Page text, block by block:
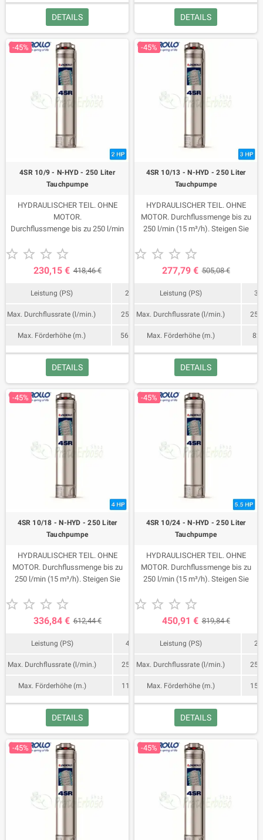
DETAILS DETAILS
-45%
4SR 10/9 - N-HYD - 250 Liter
Tauchpumpe
HYDRAULISCHER TEIL. OHNE
MOTOR.
Durchflussmenge bis zu 250 l/min
56,5 Meter.
   
230,15 € 418,46 €
Leistung (PS) 2
Max. Durchflussrate (l/min.) 250
Max. Förderhöhe (m.) 56,5
DETAILS
-45%
4SR 10/13 - N-HYD - 250 Liter
Tauchpumpe
HYDRAULISCHER TEIL. OHNE
MOTOR. Durchflussmenge bis zu
250 l/min (15 m³/h). Steigen Sie
   
277,79 € 505,08 €
Leistung (PS) 3
Max. Durchflussrate (l/min.) 250
Max. Förderhöhe (m.) 82
DETAILS
-45%
4SR 10/18 - N-HYD - 250 Liter
Tauchpumpe
HYDRAULISCHER TEIL. OHNE
MOTOR. Durchflussmenge bis zu
250 l/min (15 m³/h). Steigen Sie
   
336,84 € 612,44 €
Leistung (PS) 4
Max. Durchflussrate (l/min.) 250
Max. Förderhöhe (m.) 113
DETAILS
-45%
4SR 10/24 - N-HYD - 250 Liter
Tauchpumpe
HYDRAULISCHER TEIL. OHNE
MOTOR. Durchflussmenge bis zu
250 l/min (15 m³/h). Steigen Sie
   
450,91 € 819,84 €
Leistung (PS) 2
Max. Durchflussrate (l/min.) 250
Max. Förderhöhe (m.) 151
DETAILS
-45% -45%